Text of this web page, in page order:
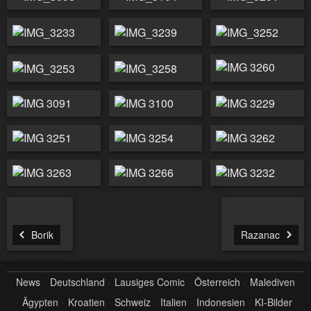
Borik Razanac
News Deutschland Lausiges Comic Österreich
Malediven
Ägypten
Kroatien Schweiz Italien Indonesien KI-Bilder